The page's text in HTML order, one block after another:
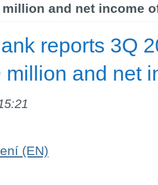
and net income
reports 3Q
million and net
(EN)